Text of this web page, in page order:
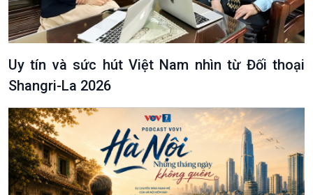
Câu chuyện Thể thao
Infographic
E-Magazine
Uy tín và sức hút Việt Nam nhìn từ Đối thoại
Shangri-La 2026